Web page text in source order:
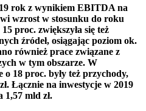
rok z wynikiem EBITDA na
wzrost w stosunku do roku
proc. zwiększyła się też
źródeł, osiągając poziom ok.
również prace związane z
w tym obszarze. W
18 proc. były też przychody,
Łącznie na inwestycje w 2019
1,57 mld zł.